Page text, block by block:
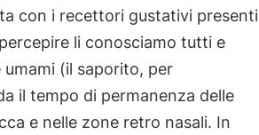
con i recettori gustativi presenti
li conosciamo tutti e
(il saporito, per
il tempo di permanenza delle
e nelle zone retro nasali. In